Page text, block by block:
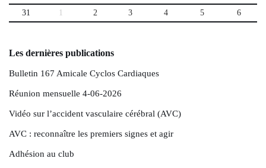
31
1 2 3 4 5 6
Les dernières publications
Bulletin 167 Amicale Cyclos Cardiaques
Réunion mensuelle 4-06-2026
Vidéo sur l’accident vasculaire cérébral (AVC)
AVC : reconnaître les premiers signes et agir
Adhésion au club